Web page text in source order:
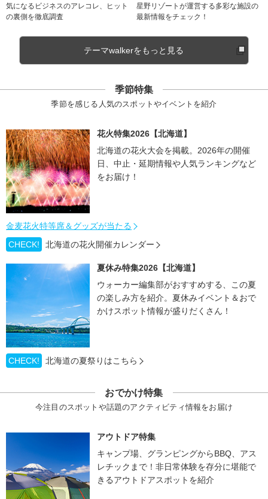
気になるビジネスのアレコレ、ヒット
の裏側を徹底調査
星野リゾートが運営する多彩な施設の
最新情報をチェック！
テーマwalkerをもっと見る
季節特集
季節を感じる人気のスポットやイベントを紹介
花火特集2026【北海道】
北海道の花火大会を掲載。2026年の開催
日、中止・延期情報や人気ランキングなど
をお届け！
金麦花火特等席＆グッズが当たる
CHECK!
北海道の花火開催カレンダー
夏休み特集2026【北海道】
ウォーカー編集部がおすすめする、この夏
の楽しみ方を紹介。夏休みイベント＆おで
かけスポット情報が盛りだくさん！
CHECK! 北海道の夏祭りはこちら
おでかけ特集
今注目のスポットや話題のアクティビティ情報をお届け
アウトドア特集
キャンプ場、グランピングからBBQ、アス
レチックまで！非日常体験を存分に堪能で
きるアウトドアスポットを紹介